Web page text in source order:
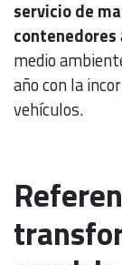
servicio de
contenedores
medio
año con la
vehículos.